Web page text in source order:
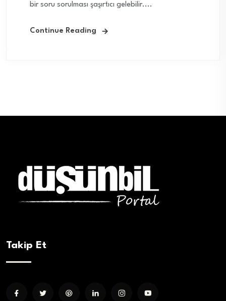
bir soru sorulması şaşırtıcı gelebilir....
Continue Reading
Takip Et